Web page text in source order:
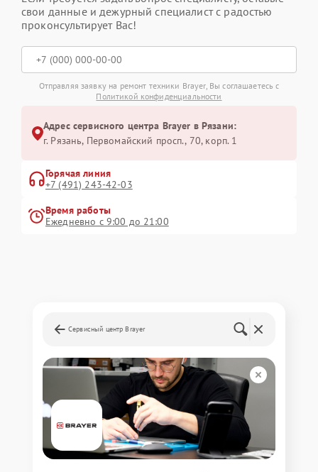
свои данные и дежурный специалист с радостью
проконсультирует Вас!
Отправляя заявку на ремонт техники Brayer, Вы соглашаетесь с
Политикой конфиденциальности
Адрес сервисного центра Brayer в Рязани:
г. Рязань, Первомайский просп., 70, корп. 1
Горячая линия
+7 (491) 243-42-03
Время работы
Ежедневно с 9:00 до 21:00
Сервисный центр Brayer